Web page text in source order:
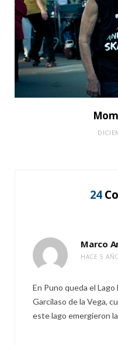
24
Marco
HACE 5
En Puno queda el
Garcilaso de la Vega,
este lago emergieron